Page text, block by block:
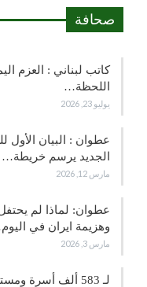
صحافة
كاتب لبناني : العزم
اللحظة…
يوليو 23, 2026
عطوان : البيان الأول
الجديد يرسم خريطة…
مارس 12, 2026
عطوان: لماذا لم يحتفل
وهزيمة ايران في
مارس 3, 2026
لـ 583 ألف أسرة